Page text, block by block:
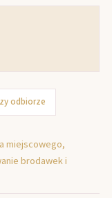
odbiorze
miejscowego,
brodawek i